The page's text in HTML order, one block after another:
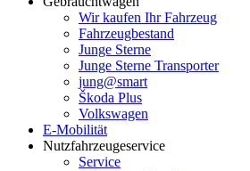
Wir kaufen Ihr Fahrzeug
Fahrzeugbestand
Junge Sterne
Junge Sterne Transporter
jung@smart
Škoda Plus
Volkswagen
E-Mobilität
Nutzfahrzeugeservice
Service